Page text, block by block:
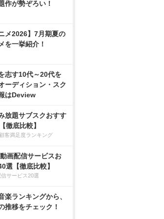
作が勢ぞろい！
メ2026】7月期夏の
を一挙紹介！
志す10代～20代を
ーディション・スク
はDeview
放題サブスクおすす
徹底比較】
客満足度ランキング
画配信サービスお
選【徹底比較】
サービス20選
楽ランキングから、
推移をチェック！